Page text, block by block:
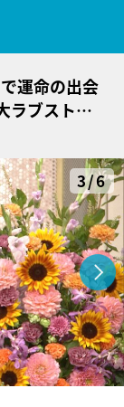
運命の出会
ラブストー
3/6